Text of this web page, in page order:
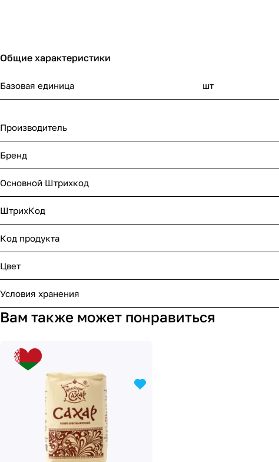
Общие характеристики
Базовая единица шт
Производитель
Бренд
Основной Штрихкод
ШтрихКод
Код продукта
Цвет
Условия хранения
Вам также может понравиться